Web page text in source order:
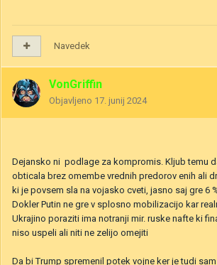
Navedek
VonGriffin
Objavljeno 17. junij 2024
Dejansko ni podlage za kompromis. Kljub temu
obticala brez omembe vrednih predorov enih ali
ki je povsem sla na vojasko cveti, jasno saj gre 6
Dokler Putin ne gre v splosno mobilizacijo kar
Ukrajino poraziti ima notranji mir. ruske nafte ki
niso uspeli ali niti ne zelijo omejiti
Da bi Trump spremenil potek vojne ker je tudi